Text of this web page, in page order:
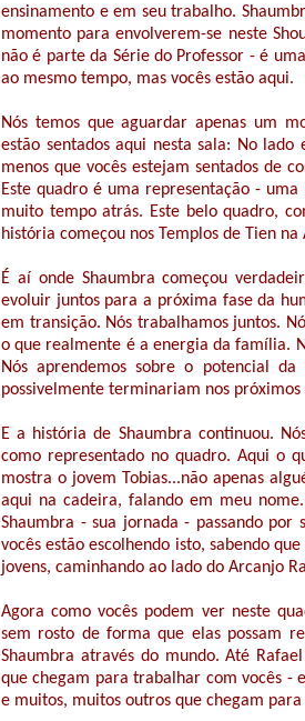
ensinamento e em seu trabalho.
momento para envolverem-se neste
não é parte da Série do Professor - é
ao mesmo tempo, mas vocês estão aqui.
Nós temos que aguardar apenas um
estão sentados aqui nesta sala: No
menos que vocês estejam sentados de
Este quadro é uma representação -
muito tempo atrás. Este belo quadro,
história começou nos Templos de Tien
É aí onde Shaumbra começou
evoluir juntos para a próxima fase da
em transição. Nós trabalhamos juntos.
o que realmente é a energia da família.
Nós aprendemos sobre o potencial
possivelmente terminariam nos
E a história de Shaumbra continuou.
como representado no quadro. Aqui o
mostra o jovem Tobias...não apenas
aqui na cadeira, falando em meu
Shaumbra - sua jornada - passando por
vocês estão escolhendo isto, sabendo
jovens, caminhando ao lado do Arcanjo
Agora como vocês podem ver neste
sem rosto de forma que elas possam
Shaumbra através do mundo. Até
que chegam para trabalhar com vocês -
e muitos, muitos outros que chegam